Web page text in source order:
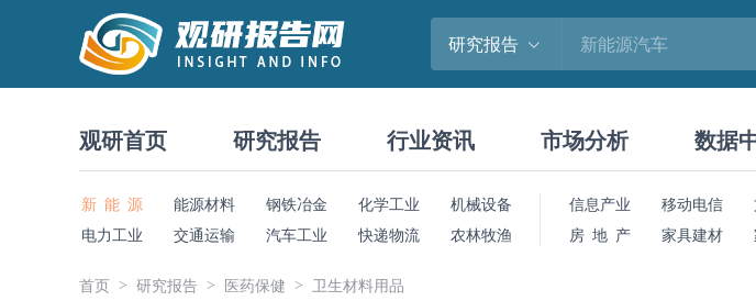
研究报告
观研首页 研究报告 行业资讯 市场分析 数据
新 能 源 能源材料 钢铁冶金 化学工业
机械设备
电力工业
交通运输 汽车工业 快递物流 农林牧渔
信息产业 移动电信
房 地 产
家具建材
首页 研究报告 医药保健 卫生材料用品